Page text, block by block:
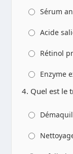
Sérum
Acide
Rétinol
Enzyme
4. Quel est le